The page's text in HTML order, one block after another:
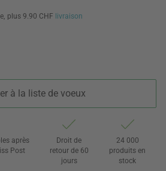
plus 9.90 CHF livraison
à la liste de voeux
après
Post
Droit de
retour de 60
jours
24 000
produits en
stock